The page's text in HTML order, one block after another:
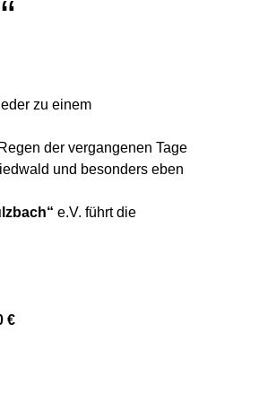
zu einem
der vergangenen Tage
und besonders eben
e.V. führt die
€